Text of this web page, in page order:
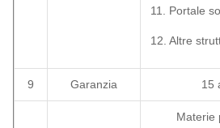
11. Portale
12. Altre
9 Garanzia 15
Materie